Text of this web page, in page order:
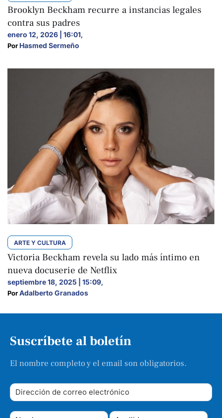
Brooklyn Beckham recurre a instancias legales
contra sus padres
enero 12, 2026 | 16:01,
Por Hasmed Sermeño
ARTE Y CULTURA
Victoria Beckham revela su lado más íntimo en
nueva docuserie de Netflix
septiembre 18, 2025 | 15:09,
Por Adalberto Granados
Suscríbete al boletín
El nombre completo y el email son obligatorios.